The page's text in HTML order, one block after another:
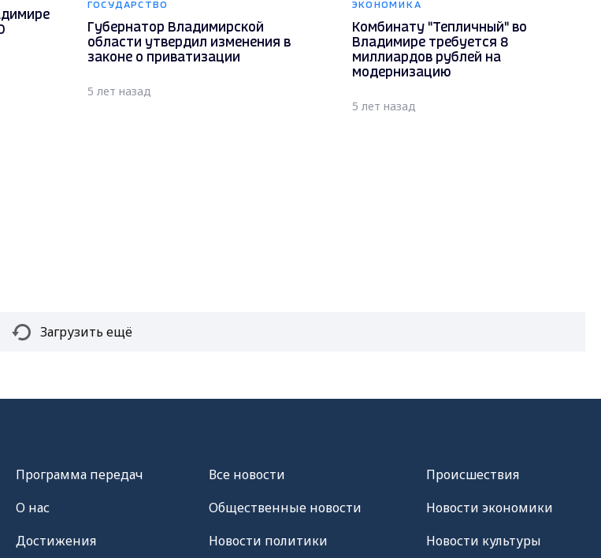
ГОСУДАРСТВО
Губернатор Владимирской
области утвердил изменения в
законе о приватизации
5 лет назад
ЭКОНОМИКА
Комбинату "Тепличный" во
Владимире требуется 8
миллиардов рублей на
модернизацию
5 лет назад
Загрузить ещё
Программа передач
О нас
Достижения
Все новости
Общественные новости
Новости политики
Происшествия
Новости экономики
Новости культуры